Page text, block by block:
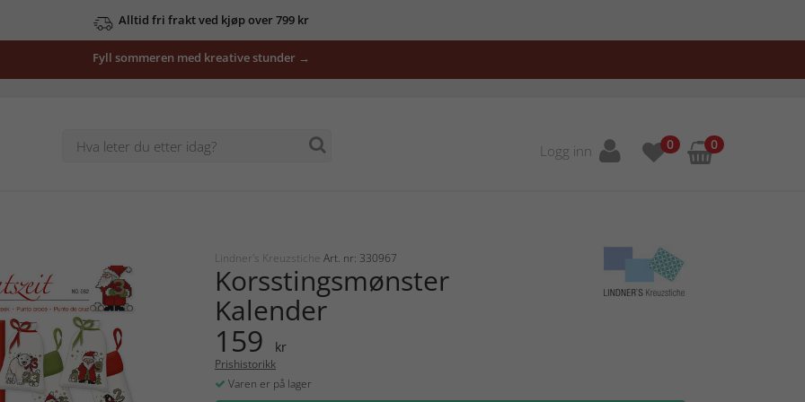
Alltid fri frakt ved kjøp over 799 kr
Fyll sommeren med kreative stunder →
Logg inn 0 0
Lindner's Kreuzstiche Art. nr: 330967
Korsstingsmønster
Kalender
159 kr
Prishistorikk
Varen er på lager